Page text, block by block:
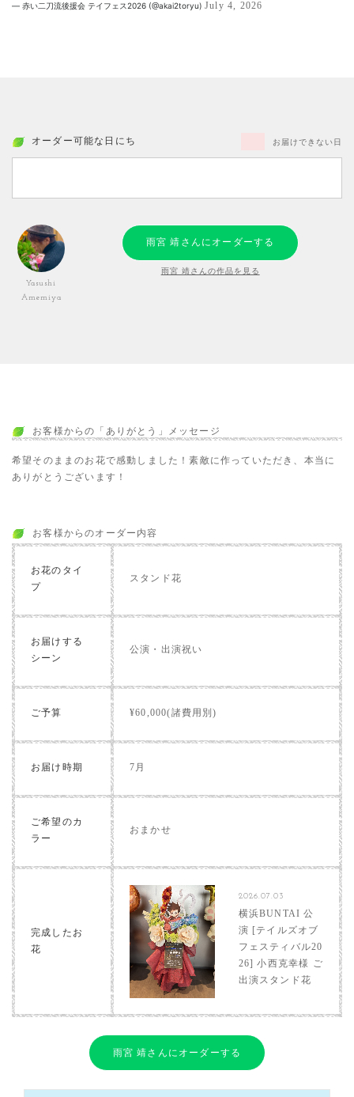
— 赤い二刀流後援会 テイフェス2026 (@akai2toryu) July 4, 2026
オーダー可能な日にち お届けできない日
Yasushi
Amemiya
雨宮 靖さんにオーダーする
雨宮 靖さんの作品を見る
お客様からの「ありがとう」メッセージ
希望そのままのお花で感動しました！素敵に作っていただき、本当に
ありがとうございます！
お客様からのオーダー内容
お花のタイ
プ
スタンド花
お届けする
シーン
公演・出演祝い
ご予算 ¥60,000(諸費用別)
お届け時期 7月
ご希望のカ
ラー
おまかせ
完成したお
花
2026.07.03
横浜BUNTAI 公
演 [テイルズオブ
フェスティバル20
26] 小西克幸様 ご
出演スタンド花
雨宮 靖さんにオーダーする